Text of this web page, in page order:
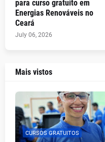
para curso gratuito em
Energias Renováveis no
Ceará
July 06, 2026
Mais vistos
CURSOS GRATUITOS